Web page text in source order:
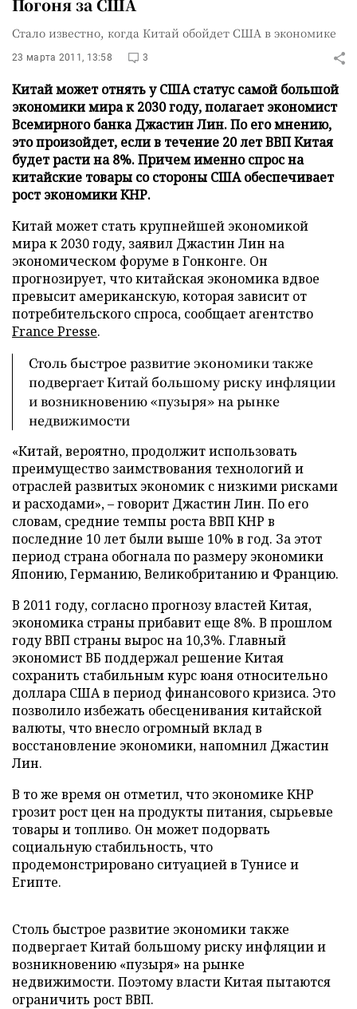
Погоня за США
Стало известно, когда Китай обойдет США в экономике
23 марта 2011, 13:58 3
Китай может отнять у США статус самой большой
экономики мира к 2030 году, полагает экономист
Всемирного банка Джастин Лин. По его мнению,
это произойдет, если в течение 20 лет ВВП Китая
будет расти на 8%. Причем именно спрос на
китайские товары со стороны США обеспечивает
рост экономики КНР.
Китай может стать крупнейшей экономикой
мира к 2030 году, заявил Джастин Лин на
экономическом форуме в Гонконге. Он
прогнозирует, что китайская экономика вдвое
превысит американскую, которая зависит от
потребительского спроса, сообщает агентство
France Presse.
Столь быстрое развитие экономики также
подвергает Китай большому риску инфляции
и возникновению «пузыря» на рынке
недвижимости
«Китай, вероятно, продолжит использовать
преимущество заимствования технологий и
отраслей развитых экономик с низкими рисками
и расходами»,–говорит Джастин Лин. По его
словам, средние темпы роста ВВП КНР в
последние 10 лет были выше 10% в год. За этот
период страна обогнала по размеру экономики
Японию, Германию, Великобританию и Францию.
В 2011 году, согласно прогнозу властей Китая,
экономика страны прибавит еще 8%. В прошлом
году ВВП страны вырос на 10,3%. Главный
экономист ВБ поддержал решение Китая
сохранить стабильным курс юаня относительно
доллара США в период финансового кризиса. Это
позволило избежать обесценивания китайской
валюты, что внесло огромный вклад в
восстановление экономики, напомнил Джастин
Лин.
В то же время он отметил, что экономике КНР
грозит рост цен на продукты питания, сырьевые
товары и топливо. Он может подорвать
социальную стабильность, что
продемонстрировано ситуацией в Тунисе и
Египте.
Столь быстрое развитие экономики также
подвергает Китай большому риску инфляции и
возникновению «пузыря» на рынке
недвижимости. Поэтому власти Китая пытаются
ограничить рост ВВП.